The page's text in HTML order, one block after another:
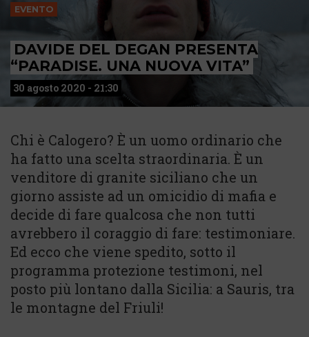
EVENTO
DAVIDE DEL DEGAN PRESENTA
“PARADISE. UNA NUOVA VITA”
30 agosto 2020 - 21:30
Chi è Calogero? È un uomo ordinario che
ha fatto una scelta straordinaria. È un
venditore di granite siciliano che un
giorno assiste ad un omicidio di mafia e
decide di fare qualcosa che non tutti
avrebbero il coraggio di fare: testimoniare.
Ed ecco che viene spedito, sotto il
programma protezione testimoni, nel
posto più lontano dalla Sicilia: a Sauris, tra
le montagne del Friuli!